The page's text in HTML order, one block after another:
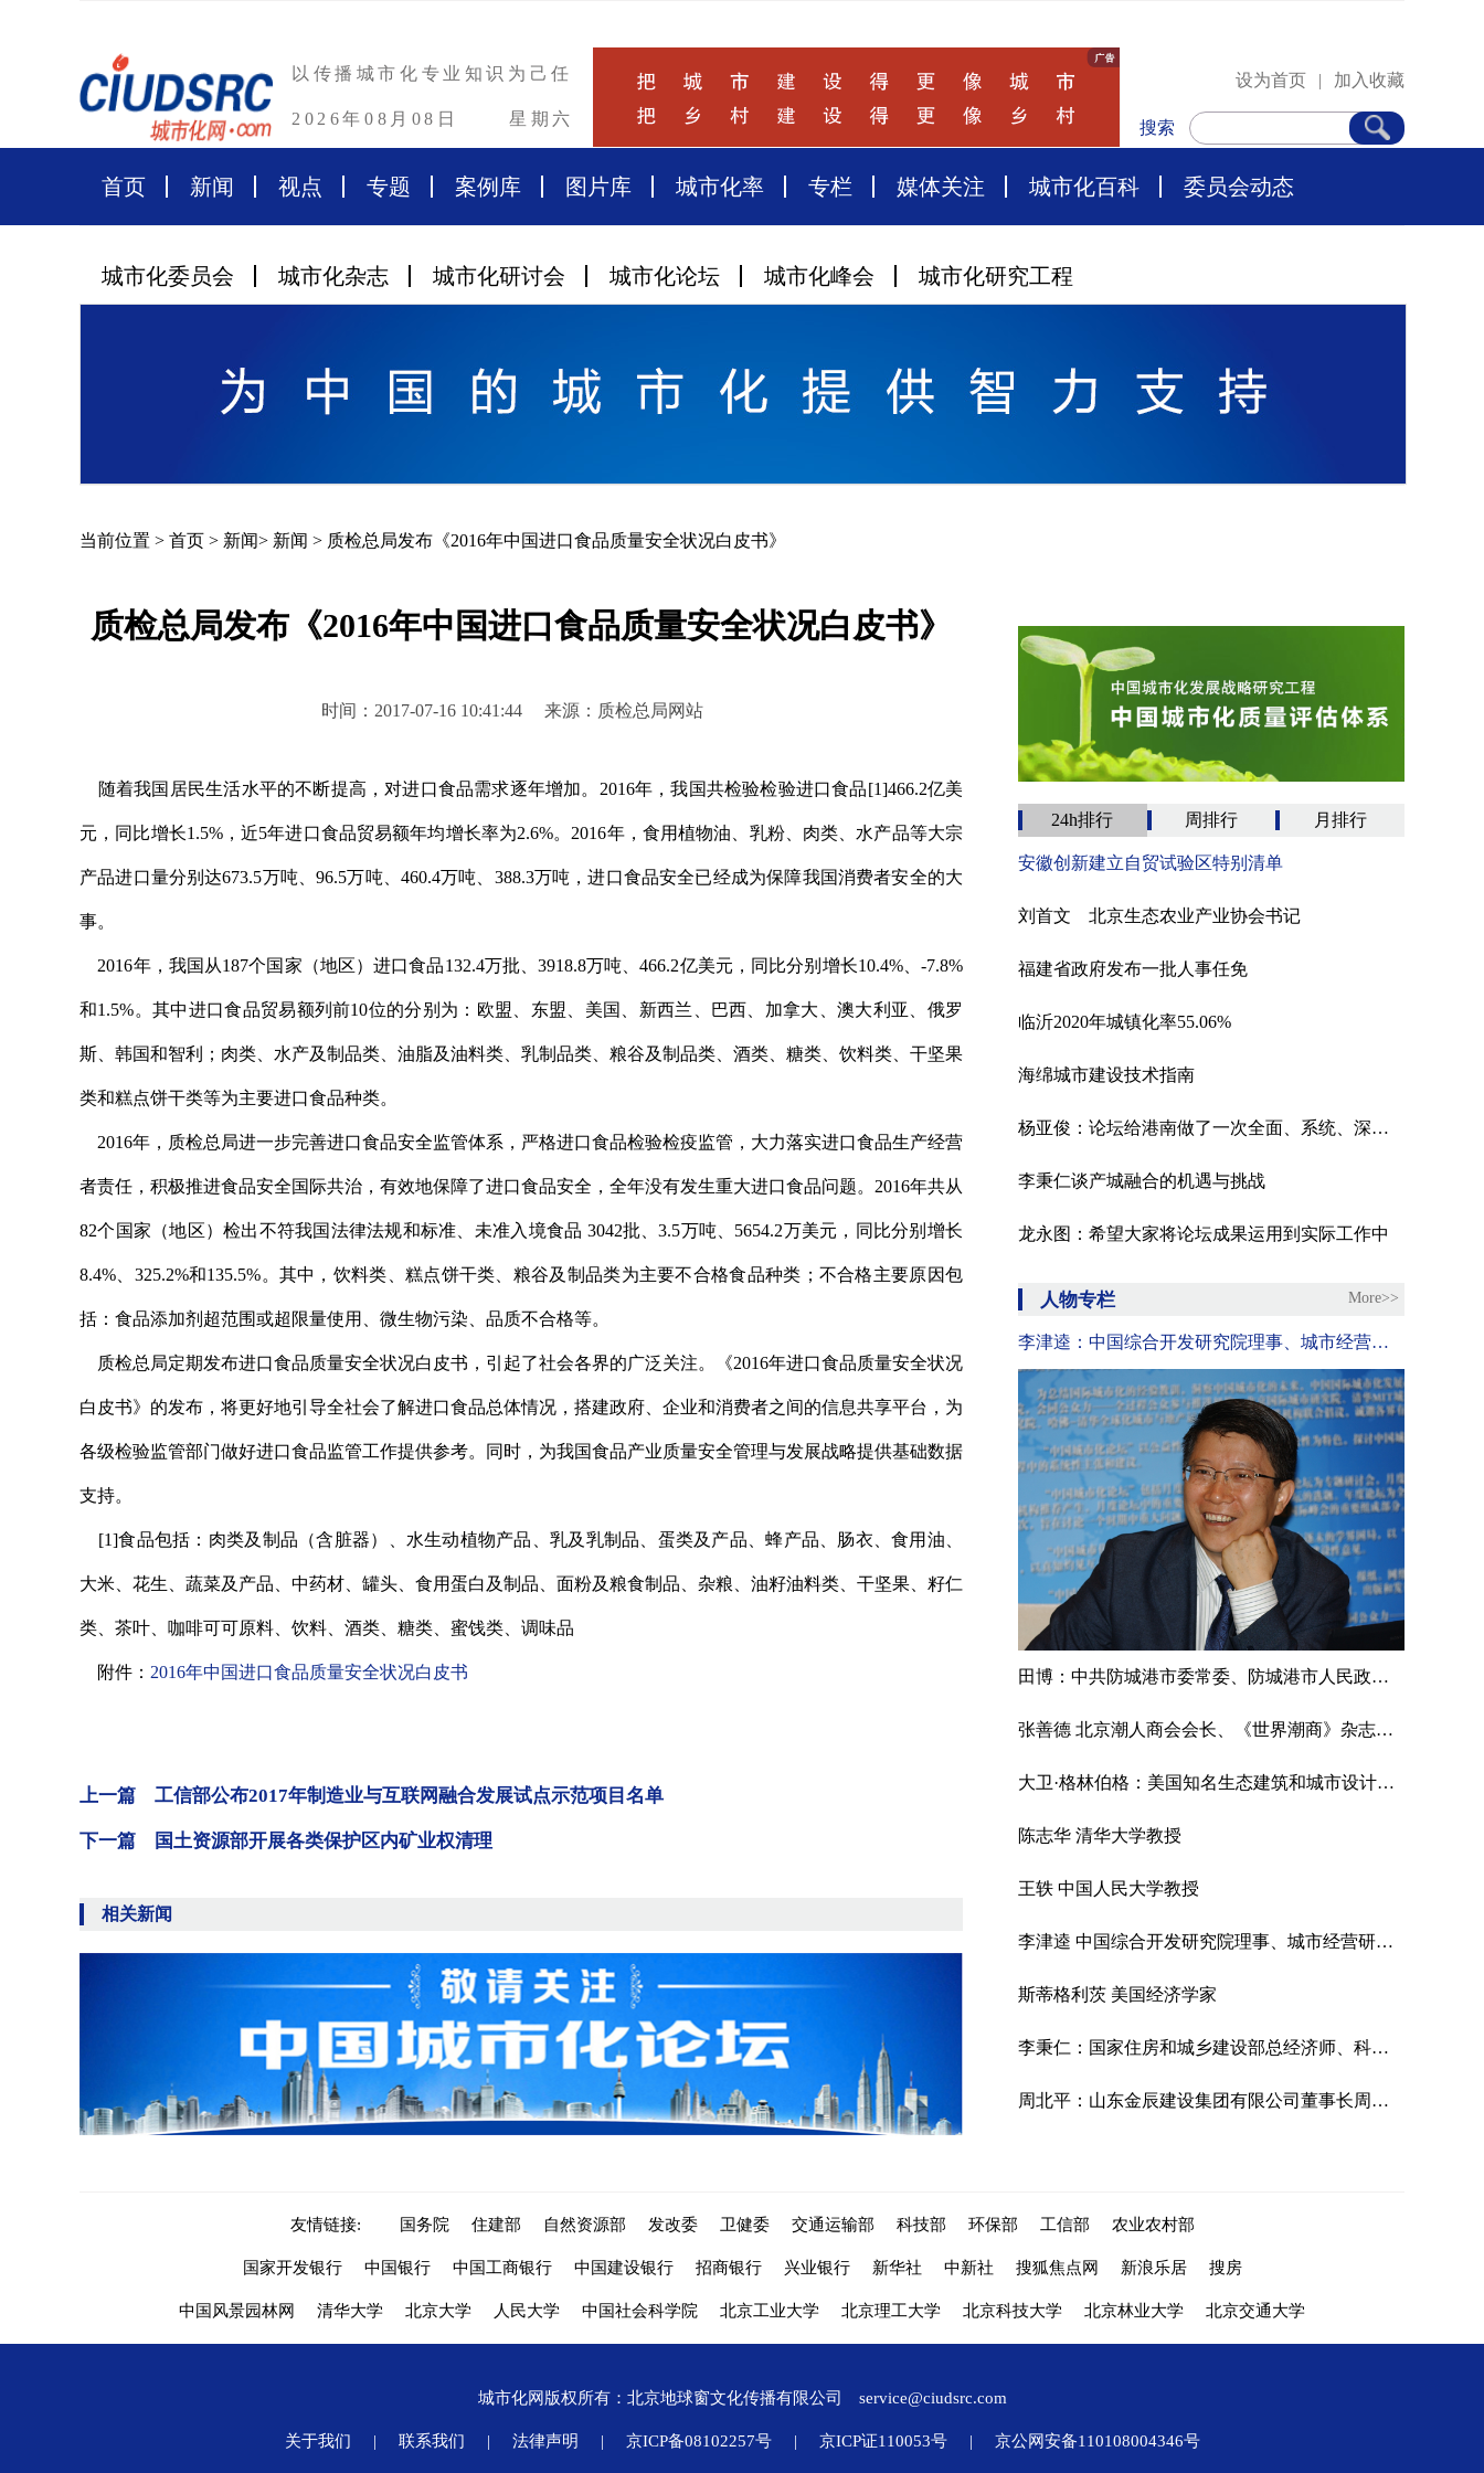
以传播城市化专业知识为己任
2026年08月08日 星期六
设为首页 | 加入收藏
搜索
首页 新闻 视点 专题 案例库 图片库 城市化率 专栏 媒体关注 城市化百科 委员会动态
城市化委员会 城市化杂志 城市化研讨会 城市化论坛 城市化峰会 城市化研究工程
当前位置 > 首页 > 新闻> 新闻 > 质检总局发布《2016年中国进口食品质量安全状况白皮书》
质检总局发布《2016年中国进口食品质量安全状况白皮书》
时间：2017-07-16 10:41:44 来源：质检总局网站
随着我国居民生活水平的不断提高，对进口食品需求逐年增加。2016年，我国共检验检验进口食品[1]466.2亿美
元，同比增长1.5%，近5年进口食品贸易额年均增长率为2.6%。2016年，食用植物油、乳粉、肉类、水产品等大宗
产品进口量分别达673.5万吨、96.5万吨、460.4万吨、388.3万吨，进口食品安全已经成为保障我国消费者安全的大
事。
2016年，我国从187个国家（地区）进口食品132.4万批、3918.8万吨、466.2亿美元，同比分别增长10.4%、-7.8%
和1.5%。其中进口食品贸易额列前10位的分别为：欧盟、东盟、美国、新西兰、巴西、加拿大、澳大利亚、俄罗
斯、韩国和智利；肉类、水产及制品类、油脂及油料类、乳制品类、粮谷及制品类、酒类、糖类、饮料类、干坚果
类和糕点饼干类等为主要进口食品种类。
2016年，质检总局进一步完善进口食品安全监管体系，严格进口食品检验检疫监管，大力落实进口食品生产经营
者责任，积极推进食品安全国际共治，有效地保障了进口食品安全，全年没有发生重大进口食品问题。2016年共从
82个国家（地区）检出不符我国法律法规和标准、未准入境食品 3042批、3.5万吨、5654.2万美元，同比分别增长
8.4%、325.2%和135.5%。其中，饮料类、糕点饼干类、粮谷及制品类为主要不合格食品种类；不合格主要原因包
括：食品添加剂超范围或超限量使用、微生物污染、品质不合格等。
质检总局定期发布进口食品质量安全状况白皮书，引起了社会各界的广泛关注。《2016年进口食品质量安全状况
白皮书》的发布，将更好地引导全社会了解进口食品总体情况，搭建政府、企业和消费者之间的信息共享平台，为
各级检验监管部门做好进口食品监管工作提供参考。同时，为我国食品产业质量安全管理与发展战略提供基础数据
支持。
[1]食品包括：肉类及制品（含脏器）、水生动植物产品、乳及乳制品、蛋类及产品、蜂产品、肠衣、食用油、
大米、花生、蔬菜及产品、中药材、罐头、食用蛋白及制品、面粉及粮食制品、杂粮、油籽油料类、干坚果、籽仁
类、茶叶、咖啡可可原料、饮料、酒类、糖类、蜜饯类、调味品
附件： 2016年中国进口食品质量安全状况白皮书
上一篇 工信部公布2017年制造业与互联网融合发展试点示范项目名单
下一篇 国土资源部开展各类保护区内矿业权清理
相关新闻
24h排行 周排行 月排行
安徽创新建立自贸试验区特别清单
刘首文 北京生态农业产业协会书记
福建省政府发布一批人事任免
临沂2020年城镇化率55.06%
海绵城市建设技术指南
杨亚俊：论坛给港南做了一次全面、系统、深度的体检
李秉仁谈产城融合的机遇与挑战
龙永图：希望大家将论坛成果运用到实际工作中
人物专栏 More>>
李津逵：中国综合开发研究院理事、城市经营研究中心主任研究员
田博：中共防城港市委常委、防城港市人民政府副市长
张善德 北京潮人商会会长、《世界潮商》杂志总编辑、国际潮团联谊年会秘书处联络主任
大卫·格林伯格：美国知名生态建筑和城市设计专家
陈志华 清华大学教授
王轶 中国人民大学教授
李津逵 中国综合开发研究院理事、城市经营研究中心主任研究员
斯蒂格利茨 美国经济学家
李秉仁：国家住房和城乡建设部总经济师、科学技术委员会常务副主任
周北平：山东金辰建设集团有限公司董事长周北平
友情链接: 国务院 住建部 自然资源部 发改委 卫健委 交通运输部 科技部 环保部 工信部 农业农村部
国家开发银行 中国银行 中国工商银行 中国建设银行 招商银行 兴业银行 新华社 中新社 搜狐焦点网 新浪乐居 搜房
中国风景园林网 清华大学 北京大学 人民大学 中国社会科学院 北京工业大学 北京理工大学 北京科技大学 北京林业大学 北京交通大学
城市化网版权所有：北京地球窗文化传播有限公司 service@ciudsrc.com
关于我们 | 联系我们 | 法律声明 | 京ICP备08102257号 | 京ICP证110053号 | 京公网安备110108004346号